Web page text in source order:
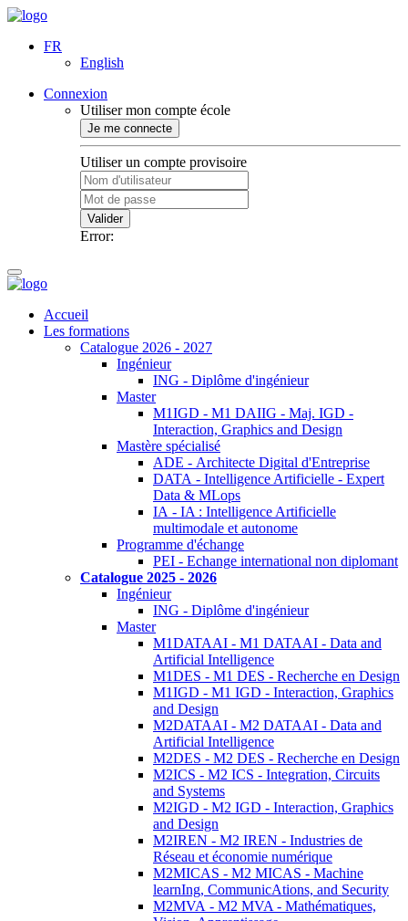
FR
English
Connexion
Utiliser mon compte école
Je me connecte
Utiliser un compte provisoire
Valider
Error:
Accueil
Les formations
Catalogue 2026 - 2027
Ingénieur
ING - Diplôme d'ingénieur
Master
M1IGD - M1 DAIIG - Maj. IGD -
Interaction, Graphics and Design
Mastère spécialisé
ADE - Architecte Digital d'Entreprise
DATA - Intelligence Artificielle - Expert
Data & MLops
IA - IA : Intelligence Artificielle
multimodale et autonome
Programme d'échange
PEI - Echange international non diplomant
Catalogue 2025 - 2026
Ingénieur
ING - Diplôme d'ingénieur
Master
M1DATAAI - M1 DATAAI - Data and
Artificial Intelligence
M1DES - M1 DES - Recherche en Design
M1IGD - M1 IGD - Interaction, Graphics
and Design
M2DATAAI - M2 DATAAI - Data and
Artificial Intelligence
M2DES - M2 DES - Recherche en Design
M2ICS - M2 ICS - Integration, Circuits
and Systems
M2IGD - M2 IGD - Interaction, Graphics
and Design
M2IREN - M2 IREN - Industries de
Réseau et économie numérique
M2MICAS - M2 MICAS - Machine
learnIng, CommunicAtions, and Security
M2MVA - M2 MVA - Mathématiques,